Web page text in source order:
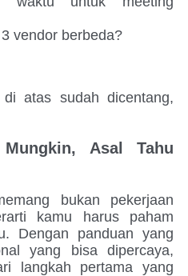
vendor berbeda?
atas sudah dicentang,
Asal Tahu
bukan pekerjaan
kamu harus paham
Dengan panduan yang
yang bisa dipercaya,
langkah pertama yang